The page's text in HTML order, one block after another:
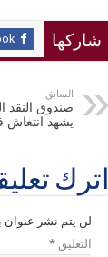
شاركها
السابق
صندوق النقد
يشهد انتعاش
اترك
لن يتم نشر عنوان
التعليق*